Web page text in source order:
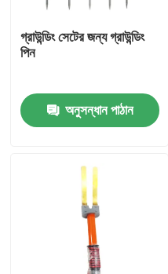
গ্রাউন্ডিং সেটের জন্য গ্রাউন্ডিং
পিন
অনুসন্ধান পাঠান